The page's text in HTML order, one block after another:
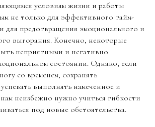
условиям жизни и работы
не только для эффективного тайм-
для предотвращения эмоционального и
выгорания. Конечно, некоторые
неприятными и негативно
состоянии. Однако, если
со временем, сохранять
выполнять намеченное и
неизбежно нужно учиться гибкости
под новые обстоятельства.